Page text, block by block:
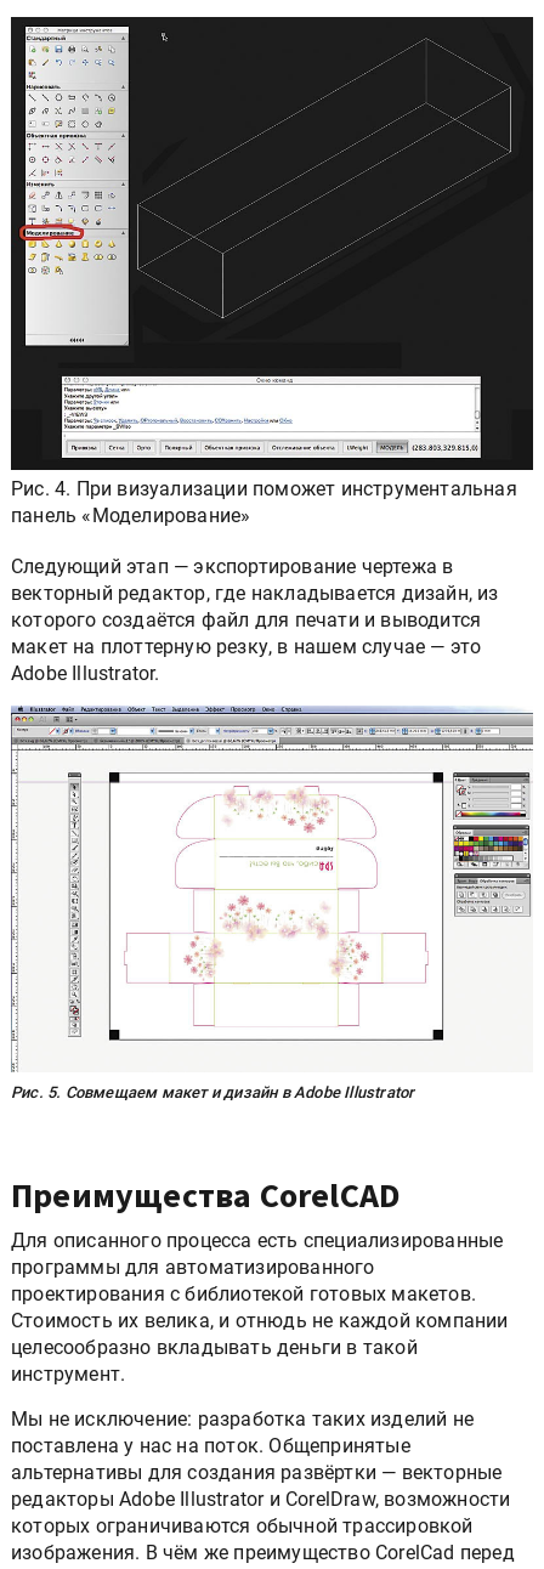
Рис. 4. При визуализации поможет инструментальная
панель «Моделирование»
Следующий этап — экспортирование чертежа в
векторный редактор, где накладывается дизайн, из
которого создаётся файл для печати и выводится
макет на плоттерную резку, в нашем случае — это
Adobe Illustrator.
Рис. 5. Совмещаем макет и дизайн в Adobe Illustrator
Преимущества CorelCAD
Для описанного процесса есть специализированные
программы для автоматизированного
проектирования с библиотекой готовых макетов.
Стоимость их велика, и отнюдь не каждой компании
целесообразно вкладывать деньги в такой
инструмент.
Мы не исключение: разработка таких изделий не
поставлена у нас на поток. Общепринятые
альтернативы для создания развёртки — векторные
редакторы Adobe Illustrator и CorelDraw, возможности
которых ограничиваются обычной трассировкой
изображения. В чём же преимущество CorelCad перед